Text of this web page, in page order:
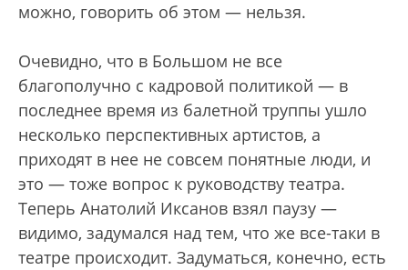
можно, говорить об этом — нельзя.
Очевидно, что в Большом не все
благополучно с кадровой политикой — в
последнее время из балетной труппы ушло
несколько перспективных артистов, а
приходят в нее не совсем понятные люди, и
это — тоже вопрос к руководству театра.
Теперь Анатолий Иксанов взял паузу —
видимо, задумался над тем, что же все-таки в
театре происходит. Задуматься, конечно, есть